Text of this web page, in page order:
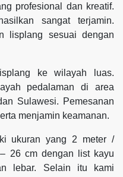
profesional dan kreatif.
sangat terjamin.
lisplang sesuai dengan
ke wilayah luas.
pedalaman di area
Sulawesi. Pemesanan
menjamin keamanan.
ukuran yang 2 meter /
26 cm dengan list kayu
lebar. Selain itu kami